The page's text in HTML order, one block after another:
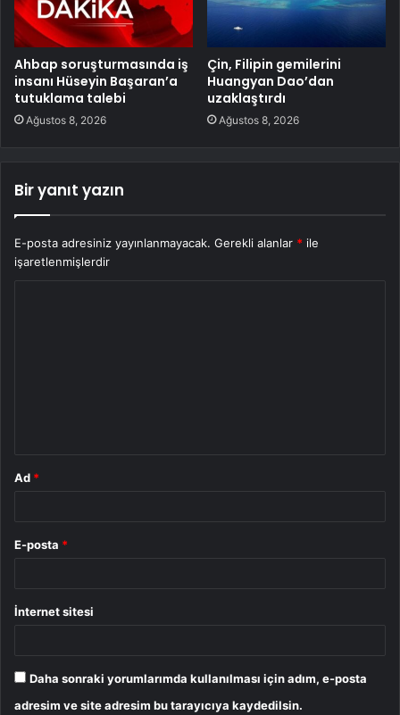
Ahbap soruşturmasında iş
insanı Hüseyin Başaran’a
tutuklama talebi
Ağustos 8, 2026
Çin, Filipin gemilerini
Huangyan Dao’dan
uzaklaştırdı
Ağustos 8, 2026
Bir yanıt yazın
E-posta adresiniz yayınlanmayacak. Gerekli alanlar * ile
işaretlenmişlerdir
Ad *
E-posta *
İnternet sitesi
Daha sonraki yorumlarımda kullanılması için adım, e-posta
adresim ve site adresim bu tarayıcıya kaydedilsin.